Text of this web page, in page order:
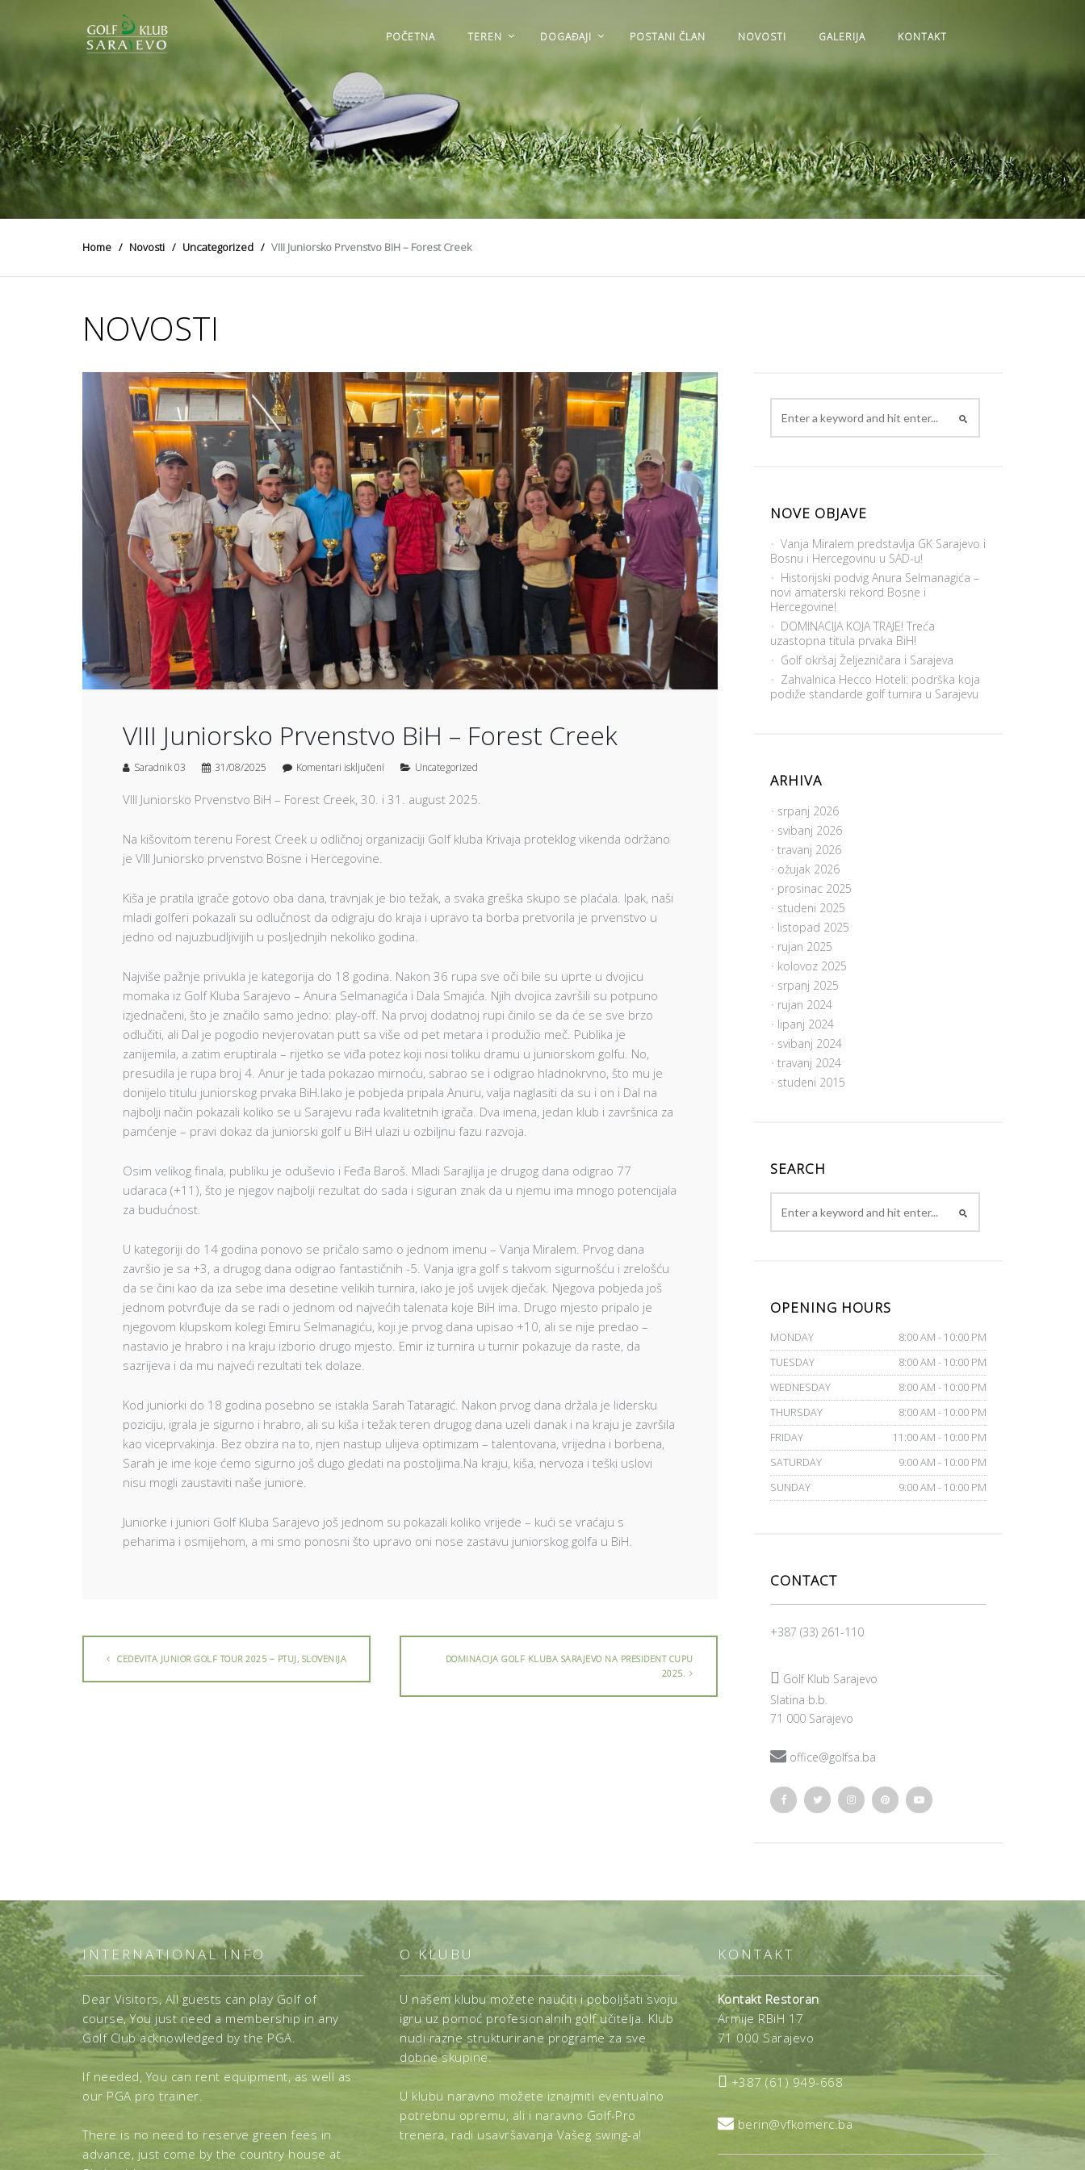
POČETNA TEREN DOGAĐAJI POSTANI ČLAN NOVOSTI GALERIJA KONTAKT
Home Novosti Uncategorized VIII Juniorsko Prvenstvo BiH – Forest Creek
NOVOSTI
VIII Juniorsko Prvenstvo BiH – Forest Creek
Saradnik 03 31/08/2025 Komentari isključeni Uncategorized
VIII Juniorsko Prvenstvo BiH – Forest Creek, 30. i 31. august 2025.
Na kišovitom terenu Forest Creek u odličnoj organizaciji Golf kluba Krivaja proteklog vikenda održano
je VIII Juniorsko prvenstvo Bosne i Hercegovine.
Kiša je pratila igrače gotovo oba dana, travnjak je bio težak, a svaka greška skupo se plaćala. Ipak, naši
mladi golferi pokazali su odlučnost da odigraju do kraja i upravo ta borba pretvorila je prvenstvo u
jedno od najuzbudljivijih u posljednjih nekoliko godina.
Najviše pažnje privukla je kategorija do 18 godina. Nakon 36 rupa sve oči bile su uprte u dvojicu
momaka iz Golf Kluba Sarajevo – Anura Selmanagića i Dala Smajića. Njih dvojica završili su potpuno
izjednačeni, što je značilo samo jedno: play-off. Na prvoj dodatnoj rupi činilo se da će se sve brzo
odlučiti, ali Dal je pogodio nevjerovatan putt sa više od pet metara i produžio meč. Publika je
zanijemila, a zatim eruptirala – rijetko se viđa potez koji nosi toliku dramu u juniorskom golfu. No,
presudila je rupa broj 4. Anur je tada pokazao mirnoću, sabrao se i odigrao hladnokrvno, što mu je
donijelo titulu juniorskog prvaka BiH.Iako je pobjeda pripala Anuru, valja naglasiti da su i on i Dal na
najbolji način pokazali koliko se u Sarajevu rađa kvalitetnih igrača. Dva imena, jedan klub i završnica za
pamćenje – pravi dokaz da juniorski golf u BiH ulazi u ozbiljnu fazu razvoja.
Osim velikog finala, publiku je oduševio i Feđa Baroš. Mladi Sarajlija je drugog dana odigrao 77
udaraca (+11), što je njegov najbolji rezultat do sada i siguran znak da u njemu ima mnogo potencijala
za budućnost.
U kategoriji do 14 godina ponovo se pričalo samo o jednom imenu – Vanja Miralem. Prvog dana
završio je sa +3, a drugog dana odigrao fantastičnih -5. Vanja igra golf s takvom sigurnošću i zrelošću
da se čini kao da iza sebe ima desetine velikih turnira, iako je još uvijek dječak. Njegova pobjeda još
jednom potvrđuje da se radi o jednom od najvećih talenata koje BiH ima. Drugo mjesto pripalo je
njegovom klupskom kolegi Emiru Selmanagiću, koji je prvog dana upisao +10, ali se nije predao –
nastavio je hrabro i na kraju izborio drugo mjesto. Emir iz turnira u turnir pokazuje da raste, da
sazrijeva i da mu najveći rezultati tek dolaze.
Kod juniorki do 18 godina posebno se istakla Sarah Tataragić. Nakon prvog dana držala je lidersku
poziciju, igrala je sigurno i hrabro, ali su kiša i težak teren drugog dana uzeli danak i na kraju je završila
kao viceprvakinja. Bez obzira na to, njen nastup ulijeva optimizam – talentovana, vrijedna i borbena,
Sarah je ime koje ćemo sigurno još dugo gledati na postoljima.Na kraju, kiša, nervoza i teški uslovi
nisu mogli zaustaviti naše juniore.
Juniorke i juniori Golf Kluba Sarajevo još jednom su pokazali koliko vrijede – kući se vraćaju s
peharima i osmijehom, a mi smo ponosni što upravo oni nose zastavu juniorskog golfa u BiH.
CEDEVITA JUNIOR GOLF TOUR 2025 – PTUJ, SLOVENIJA
DOMINACIJA GOLF KLUBA SARAJEVO NA PRESIDENT CUPU
2025.
NOVE OBJAVE
Vanja Miralem predstavlja GK Sarajevo i
Bosnu i Hercegovinu u SAD-u!
Historijski podvig Anura Selmanagića –
novi amaterski rekord Bosne i
Hercegovine!
DOMINACIJA KOJA TRAJE! Treća
uzastopna titula prvaka BiH!
Golf okršaj Željezničara i Sarajeva
Zahvalnica Hecco Hoteli: podrška koja
podiže standarde golf turnira u Sarajevu
ARHIVA
srpanj 2026
svibanj 2026
travanj 2026
ožujak 2026
prosinac 2025
studeni 2025
listopad 2025
rujan 2025
kolovoz 2025
srpanj 2025
rujan 2024
lipanj 2024
svibanj 2024
travanj 2024
studeni 2015
SEARCH
OPENING HOURS
MONDAY
8:00 AM - 10:00 PM
TUESDAY
8:00 AM - 10:00 PM
WEDNESDAY
8:00 AM - 10:00 PM
THURSDAY
8:00 AM - 10:00 PM
FRIDAY
11:00 AM - 10:00 PM
SATURDAY
9:00 AM - 10:00 PM
SUNDAY
9:00 AM - 10:00 PM
CONTACT
+387 (33) 261-110
 Golf Klub Sarajevo
Slatina b.b.
71 000 Sarajevo
 office@golfsa.ba
INTERNATIONAL INFO
Dear Visitors, All guests can play Golf of
course, You just need a membership in any
Golf Club acknowledged by the PGA.
If needed, You can rent equipment, as well as
our PGA pro trainer.
There is no need to reserve green fees in
advance, just come by the country house at
O KLUBU
U našem klubu možete naučiti i poboljšati svoju
igru uz pomoć profesionalnih golf učitelja. Klub
nudi razne strukturirane programe za sve
dobne skupine.
U klubu naravno možete iznajmiti eventualno
potrebnu opremu, ali i naravno Golf-Pro
trenera, radi usavršavanja Vašeg swing-a!
KONTAKT
Kontakt Restoran
Armije RBiH 17
71 000 Sarajevo
 +387 (61) 949-668
 berin@vfkomerc.ba